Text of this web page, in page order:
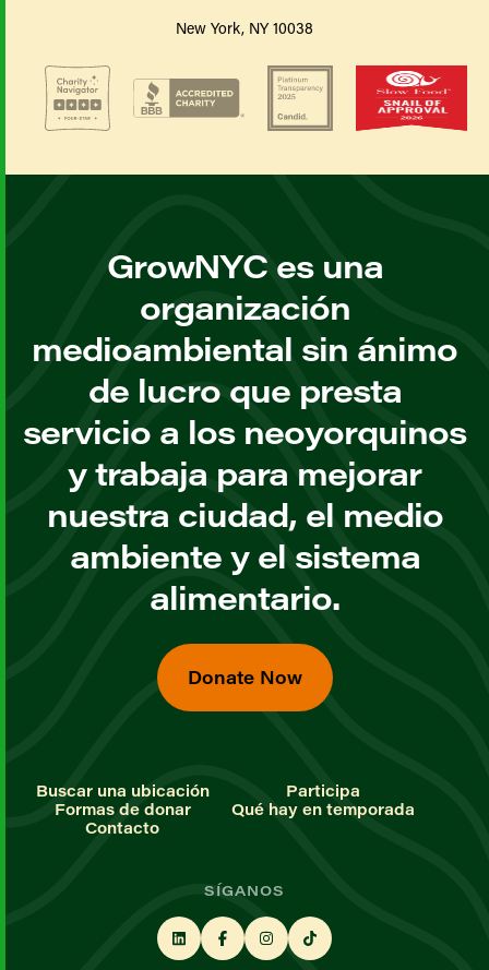
New York, NY 10038
GrowNYC es una
organización
medioambiental sin ánimo
de lucro que presta
servicio a los neoyorquinos
y trabaja para mejorar
nuestra ciudad, el medio
ambiente y el sistema
alimentario.
Donate Now
Buscar una ubicación
Participa
Formas de donar
Qué hay en temporada
Contacto
SÍGANOS